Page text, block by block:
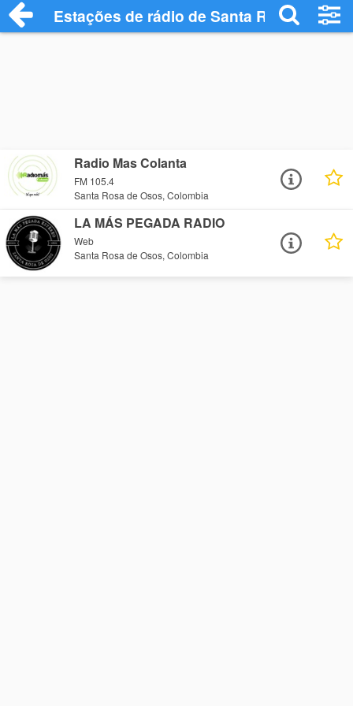
Estações de rádio de Santa Rosa de
Radio Mas Colanta
FM 105.4
Santa Rosa de Osos, Colombia
LA MÁS PEGADA RADIO
Web
Santa Rosa de Osos, Colombia